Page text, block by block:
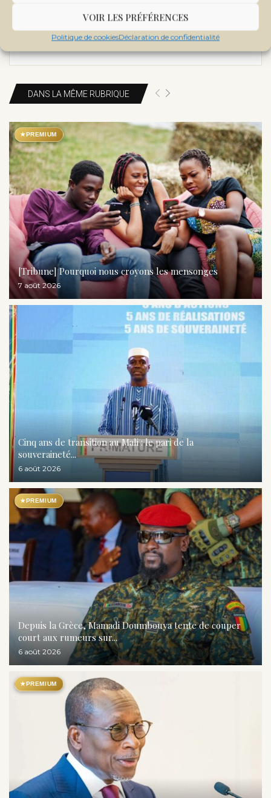
VOIR LES PRÉFÉRENCES
Politique de cookiesDéclaration de confidentialité
partenaires.
DANS LA MÊME RUBRIQUE
★PREMIUM
[Tribune] Pourquoi nous croyons les mensonges
7 août 2026
Cinq ans de transition au Mali : le pari de la
souveraineté...
6 août 2026
★PREMIUM
Depuis la Grèce, Mamadi Doumbouya tente de couper
court aux rumeurs sur...
6 août 2026
★PREMIUM